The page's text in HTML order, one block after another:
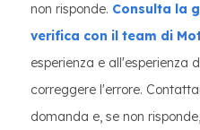
non risponde. Consulta la
verifica con il team di
esperienza e all'esperienza
correggere l'errore.
domanda e, se non